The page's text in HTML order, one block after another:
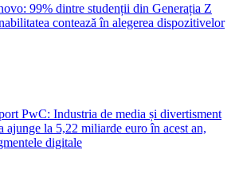
99% dintre studenții din Generația Z
contează în alegerea dispozitivelor
PwC: Industria de media și divertisment
ajunge la 5,22 miliarde euro în acest an,
digitale